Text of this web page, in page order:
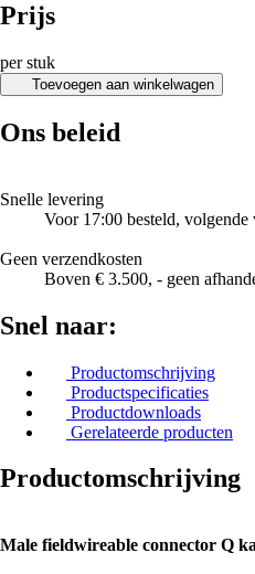
Prijs
per stuk
Toevoegen aan winkelwagen
Ons beleid
Snelle levering
Voor 17:00 besteld, volgende
Geen verzendkosten
Boven € 3.500, - geen
Snel naar:
Productomschrijving
Productspecificaties
Productdownloads
Gerelateerde producten
Productomschrijving
Male fieldwireable connector Q